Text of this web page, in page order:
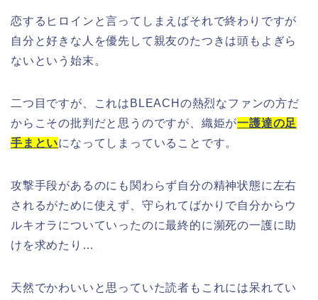
恋するヒロインと言ってしまえばそれで終わりですが
自分と好きな人を優先して親友のたつきは頭もよぎら
ないという始末。
二つ目ですが、これはBLEACHの熱烈なファンの方だ
からこその批判だと思うのですが、織姫が一護達の足
手まといになってしまっていることです。
攻撃手段があるのにも関わらず自分の精神状態に左右
されるがために使えず、守られてばかりで自分からウ
ルキオラについていったのに最終的に瀕死の一護に助
けを求めたり…
天然でかわいいと思っていた読者もこれには呆れてい